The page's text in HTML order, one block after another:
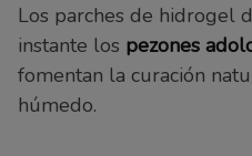
Los parches de hidrogel
instante los pezones
fomentan la curación
húmedo.